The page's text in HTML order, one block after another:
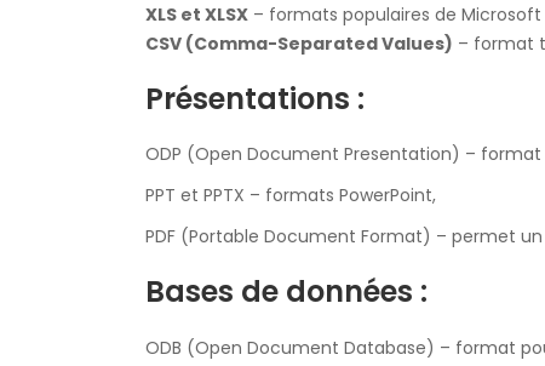
XLS et XLSX – formats populaires de Microsoft
CSV (Comma-Separated Values) – format
Présentations :
ODP (Open Document Presentation) – format
PPT et PPTX – formats PowerPoint,
PDF (Portable Document Format) – permet
Bases de données :
ODB (Open Document Database) – format